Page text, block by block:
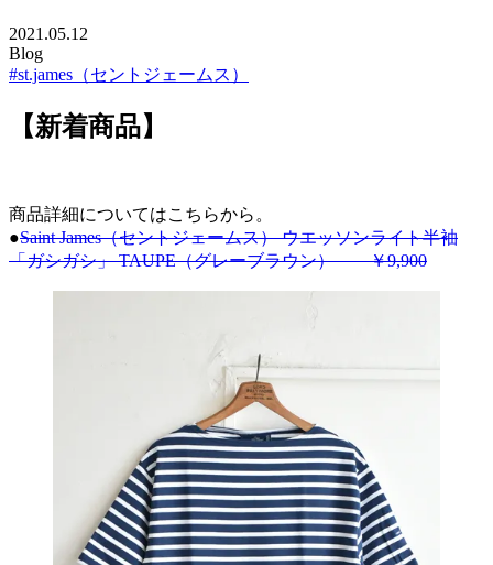
2021.05.12
Blog
#st.james（セントジェームス）
【新着商品】
商品詳細についてはこちらから。
●Saint James（セントジェームス） ウエッソンライト半袖
「ガシガシ」 TAUPE（グレーブラウン） ￥9,900